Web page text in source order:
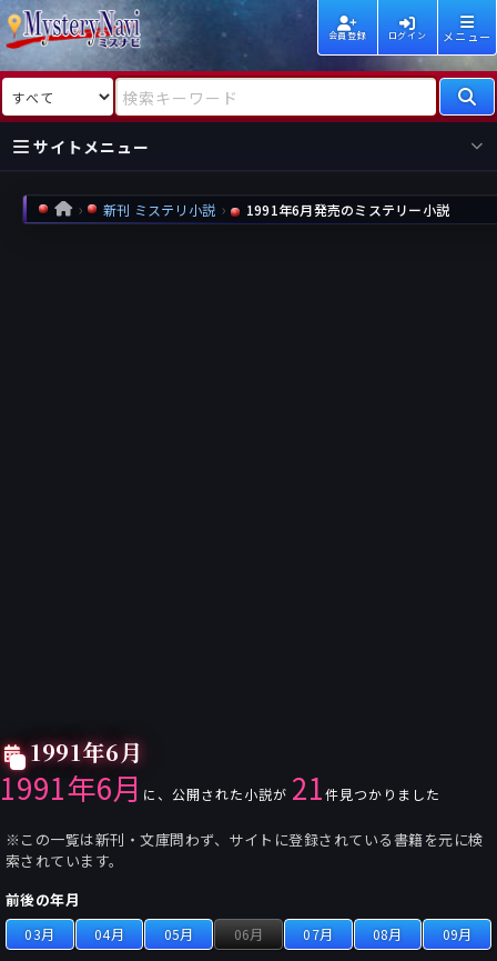
会員登録 ログイン メニュー
検索対象 検索キーワード
サイトメニュー
国内
作家
海外
作家
新着
レビュー
新刊
情報
HOME 新刊 ミステリ小説 1991年6月発売のミステリー小説
1991年6月
1991年6月 に、公開された小説が 21件見つかりました
※この一覧は新刊・文庫問わず、サイトに登録されている書籍を元に検
索されています。
前後の年月
03月 04月 05月 06月 07月 08月 09月